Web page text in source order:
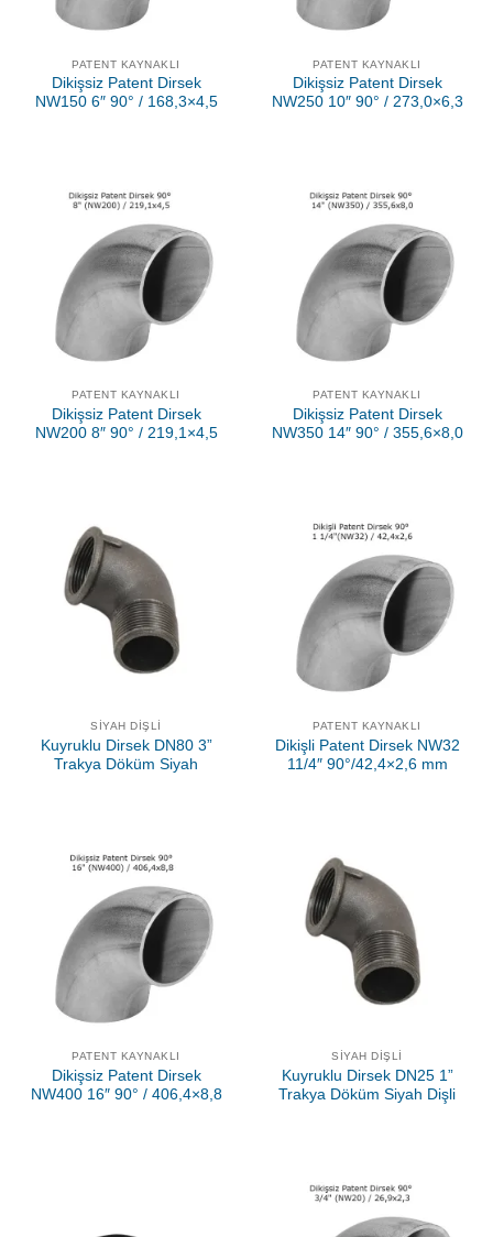
PATENT KAYNAKLI
Dikişsiz Patent Dirsek
NW150 6″ 90° / 168,3×4,5
PATENT KAYNAKLI
Dikişsiz Patent Dirsek
NW250 10″ 90° / 273,0×6,3
PATENT KAYNAKLI
Dikişsiz Patent Dirsek
NW200 8″ 90° / 219,1×4,5
PATENT KAYNAKLI
Dikişsiz Patent Dirsek
NW350 14″ 90° / 355,6×8,0
SIYAH DIŞLI
Kuyruklu Dirsek DN80 3”
Trakya Döküm Siyah
PATENT KAYNAKLI
Dikişli Patent Dirsek NW32
11/4″ 90°/42,4×2,6 mm
PATENT KAYNAKLI
Dikişsiz Patent Dirsek
NW400 16″ 90° / 406,4×8,8
SIYAH DIŞLI
Kuyruklu Dirsek DN25 1”
Trakya Döküm Siyah Dişli